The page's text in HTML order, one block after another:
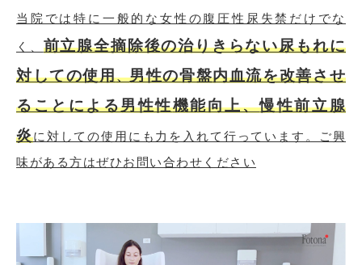
当院では特に一般的な女性の腹圧性尿失禁だけでな
く、 前立腺全摘除後の治りきらない尿もれに
対しての使用、男性の骨盤内血流を改善させ
ることによる男性性機能向上、慢性前立腺
炎に対しての使用にも力を入れて行っています。ご興
味がある方はぜひお問い合わせください